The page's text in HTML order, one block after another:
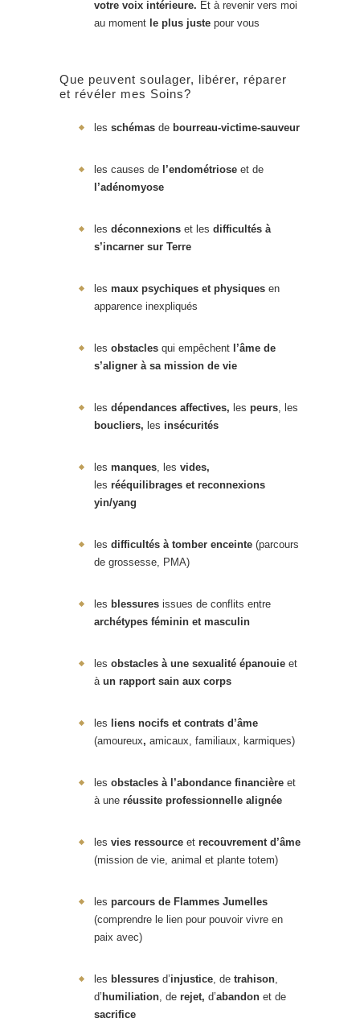
votre voix intérieure. Et à revenir vers moi
au moment le plus juste pour vous
Que peuvent soulager, libérer, réparer
et révéler mes Soins?
les schémas de bourreau-victime-sauveur
les causes de l’endométriose et de
l’adénomyose
les déconnexions et les difficultés à
s’incarner sur Terre
les maux psychiques et physiques en
apparence inexpliqués
les obstacles qui empêchent l’âme de
s’aligner à sa mission de vie
les dépendances affectives, les peurs, les
boucliers, les insécurités
les manques, les vides,
les rééquilibrages et reconnexions
yin/yang
les difficultés à tomber enceinte (parcours
de grossesse, PMA)
les blessures issues de conflits entre
archétypes féminin et masculin
les obstacles à une sexualité épanouie et
à un rapport sain aux corps
les
liens nocifs et contrats d’âme
(amoureux, amicaux, familiaux, karmiques)
les obstacles à l’abondance financière et
à une réussite professionnelle alignée
les vies ressource et recouvrement d’âme
(mission de vie, animal et plante totem)
les parcours de Flammes Jumelles
(comprendre le lien pour pouvoir vivre en
paix avec)
les blessures d’injustice, de trahison,
d’ humiliation, de rejet, d’abandon et de
sacrifice